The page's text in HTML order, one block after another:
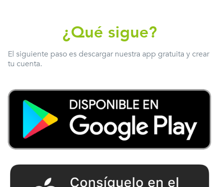
¿Qué sigue?
El siguiente paso es descargar nuestra app gratuita y crear
tu cuenta.